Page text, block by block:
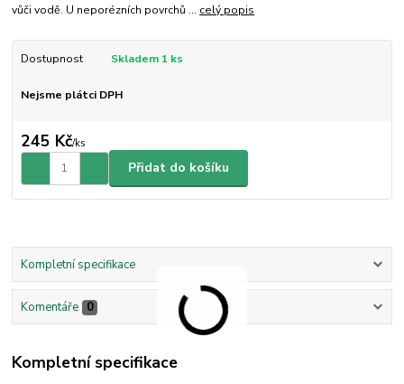
vůči vodě. U neporézních povrchů ... celý popis
Dostupnost Skladem 1 ks
Nejsme plátci DPH
245 Kč/ks
Přidat do košíku
Kompletní specifikace
Komentáře 0
Kompletní specifikace